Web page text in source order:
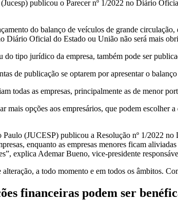
publicou o Parecer nº 1/2022 no Diário
do balanço de veículos de grande
Diário Oficial do Estado ou União não será mais
do tipo jurídico da empresa, também pode ser
de publicação se optarem por apresentar o
todas as empresas, principalmente as de menor
mais opções aos empresários, que podem
Paulo (JUCESP) publicou a Resolução nº 1/2022
enquanto as empresas menores ficam
explica Ademar Bueno, vice-presidente
alteração, a todo momento e em todos os âmbitos.
financeiras podem ser